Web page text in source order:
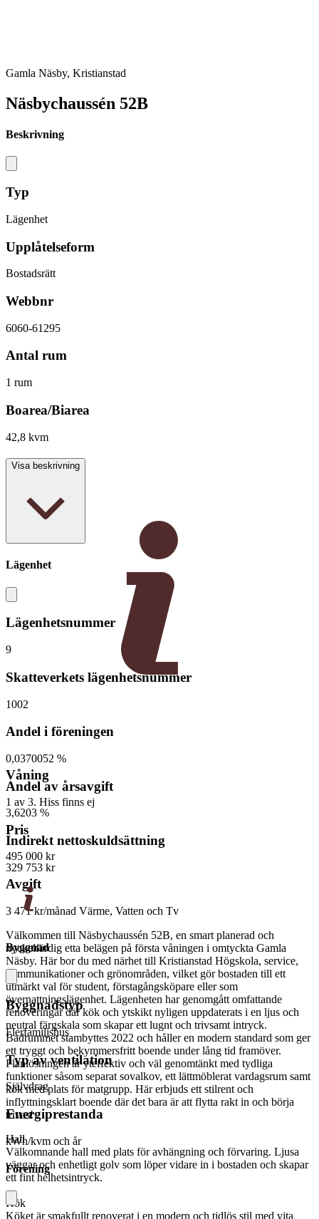
Gamla Näsby, Kristianstad
Näsbychaussén 52B
Beskrivning
Typ
Lägenhet
Upplåtelseform
Bostadsrätt
Webbnr
6060-61295
Antal rum
1 rum
Boarea/Biarea
42,8 kvm
Våning
1 av 3. Hiss finns ej
Pris
495 000 kr
Avgift
3 471 kr/månad Värme, Vatten och Tv
Välkommen till Näsbychaussén 52B, en smart planerad och
nyckelfärdig etta belägen på första våningen i omtyckta Gamla
Näsby. Här bor du med närhet till Kristianstad Högskola, service,
kommunikationer och grönområden, vilket gör bostaden till ett
utmärkt val för student, förstagångsköpare eller som
övernattningslägenhet. Lägenheten har genomgått omfattande
renoveringar där kök och ytskikt nyligen uppdaterats i en ljus och
neutral färgskala som skapar ett lugnt och trivsamt intryck.
Badrummet stambyttes 2022 och håller en modern standard som ger
ett tryggt och bekymmersfritt boende under lång tid framöver.
Planlösningen är yteffektiv och väl genomtänkt med tydliga
funktioner såsom separat sovalkov, ett lättmöblerat vardagsrum samt
kök med plats för matgrupp. Här erbjuds ett stilrent och
inflyttningsklart boende där det bara är att flytta rakt in och börja
trivas!
Hall
Välkomnande hall med plats för avhängning och förvaring. Ljusa
väggar och enhetligt golv som löper vidare in i bostaden och skapar
ett fint helhetsintryck.
Kök
Köket är smakfullt renoverat i en modern och tidlös stil med vita
Visa beskrivning
Lägenhet
Lägenhetsnummer
9
Skatteverkets lägenhetsnummer
1002
Andel i föreningen
0,0370052 %
Andel av årsavgift
3,6203 %
Indirekt nettoskuldsättning
329 753 kr
Byggnad
Byggnadstyp
Flerfamiljshus
Typ av ventilation
Självdrag
Energiprestanda
kWh/kvm och år
Förening